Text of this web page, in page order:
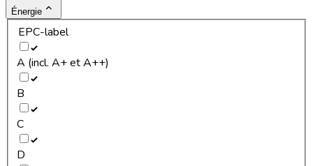
Énergie
EPC-label
A (incl. A+ et A++)
B
C
D